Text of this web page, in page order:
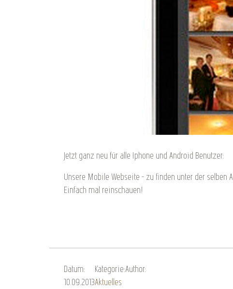
Jetzt ganz neu für alle Iphone und Android Benutzer:
Unsere Mobile Webseite - zu finden unter der selben
Einfach mal reinschauen!
Datum:
10.09.2013
Kategorie:
Aktuelles
Author: